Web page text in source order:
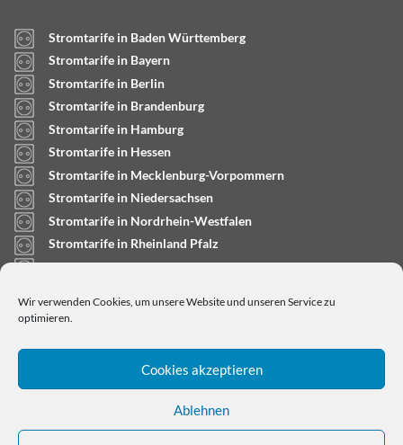
Wir verwenden Cookies, um unsere Website und unseren Service zu
optimieren.
Cookies akzeptieren
Ablehnen
Stromtarife in Baden Württemberg
Stromtarife in Bayern
Stromtarife in Berlin
Stromtarife in Brandenburg
Stromtarife in Hamburg
Stromtarife in Hessen
Stromtarife in Mecklenburg-Vorpommern
Stromtarife in Niedersachsen
Stromtarife in Nordrhein-Westfalen
Stromtarife in Rheinland Pfalz
Stromtarife in Saarland
Stromtarife in Schleswig-Holstein